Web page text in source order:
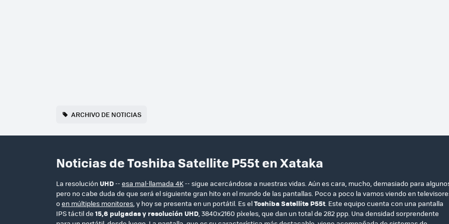
ARCHIVO DE NOTICIAS
Noticias de Toshiba Satellite P55t en Xataka
La resolución UHD-- esa mal-llamada 4K-- sigue acercándose a nuestras vidas. Aún es cara, mucho, demasiado para
pero no cabe duda de que será el siguiente gran hito en el mundo de las pantallas. Poco a poco la vamos viendo en
o en múltiples monitores, y hoy se presenta en un portátil. Es elToshiba Satellite P55t. Este equipo cuenta con una pantalla
IPS táctil de 15,6 pulgadas y resolución UHD, 3840x2160 píxeles, que dan un total de 282 ppp. Una densidad sorprendente